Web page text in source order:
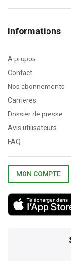
Informations
A propos
Contact
Nos abonnements
Carrières
Dossier de presse
Avis utilisateurs
FAQ
MON COMPTE